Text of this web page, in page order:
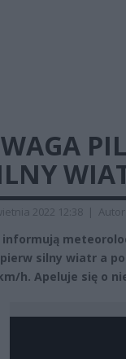
2022 12:38 | Autor:
informują
silny wiatr a
h. Apeluje się o